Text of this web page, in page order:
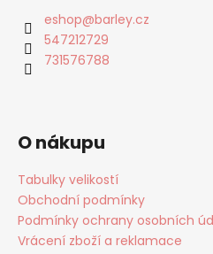
eshop@barley.cz
547212729
731576788
O nákupu
Tabulky velikostí
Obchodní podmínky
Podmínky ochrany osobních
Vrácení zboží a reklamace